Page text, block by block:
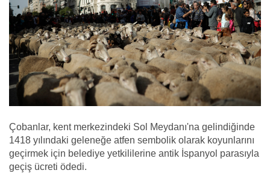
Çobanlar, kent merkezindeki Sol Meydanı'na gelindiğinde
1418 yılındaki geleneğe atfen sembolik olarak koyunlarını
geçirmek için belediye yetkililerine antik İspanyol parasıyla
geçiş ücreti ödedi.